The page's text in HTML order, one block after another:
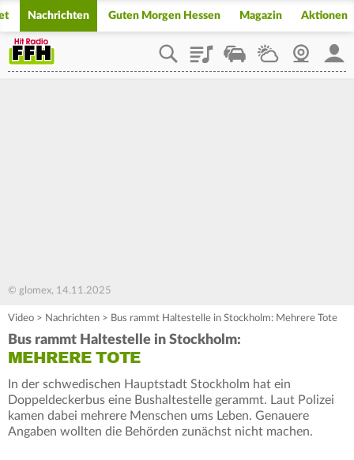
Nachrichten Guten Morgen Hessen Magazin Aktionen
PlaylistStaupilotWetterWebcam
© glomex, 14.11.2025
Video > Nachrichten > Bus rammt Haltestelle in Stockholm: Mehrere Tote
Bus rammt Haltestelle in Stockholm:
MEHRERE TOTE
In der schwedischen Hauptstadt Stockholm hat ein
Doppeldeckerbus eine Bushaltestelle gerammt. Laut Polizei
kamen dabei mehrere Menschen ums Leben. Genauere
Angaben wollten die Behörden zunächst nicht machen.